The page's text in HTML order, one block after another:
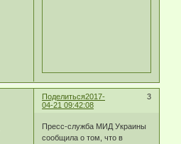
Поделиться 3
2017-
04-21 09:42:08
Пресс-служба МИД Украины
сообщила о том, что в